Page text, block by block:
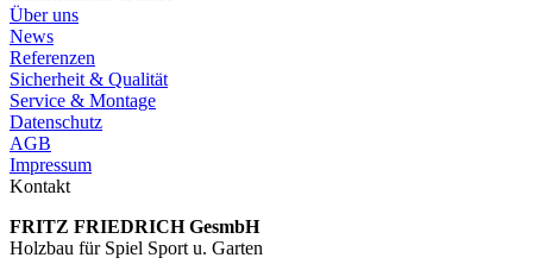
Über uns
News
Referenzen
Sicherheit & Qualität
Service & Montage
Datenschutz
AGB
Impressum
Kontakt
FRITZ FRIED­RICH GesmbH
Holzbau für Spiel Sport u. Garten